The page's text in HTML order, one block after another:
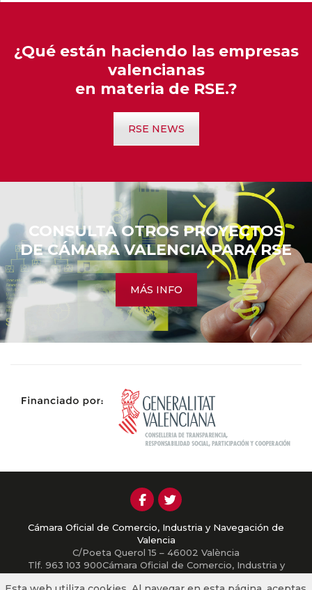
¿Qué están haciendo las empresas
valencianas
en materia de RSE.?
RSE NEWS
CONSULTA OTROS PROYECTOS
DECÁMARA VALENCIA PARA RSE
MÁS INFO
Cámara Oficial de Comercio, Industria y Navegación de
Valencia
C/Poeta Querol 15 – 46002 València
Tlf. 963 103 900Cámara Oficial de Comercio, Industria y